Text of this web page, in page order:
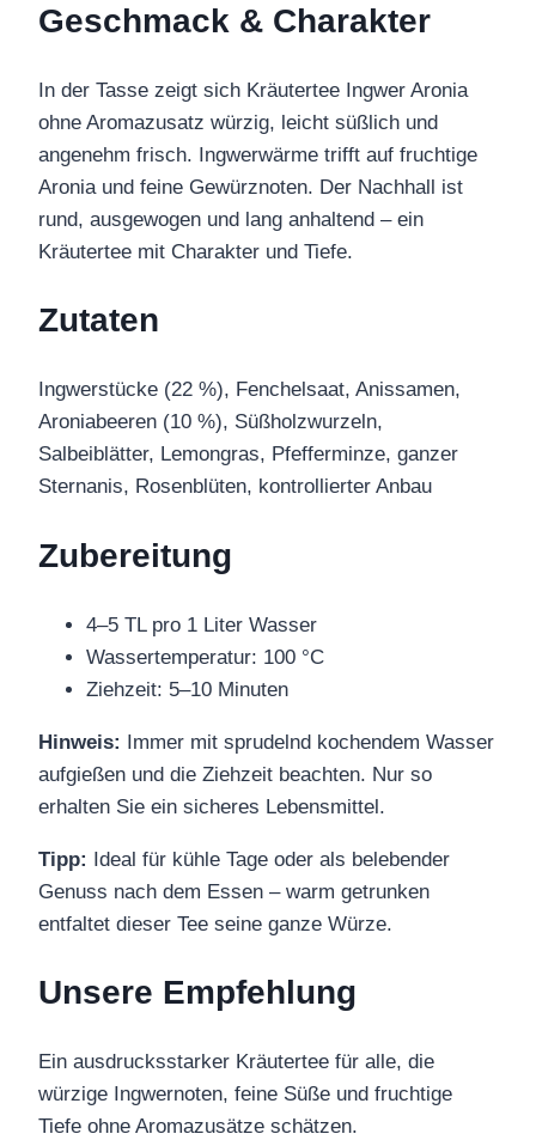
Geschmack & Charakter
In der Tasse zeigt sich Kräutertee Ingwer Aronia
ohne Aromazusatz würzig, leicht süßlich und
angenehm frisch. Ingwerwärme trifft auf fruchtige
Aronia und feine Gewürznoten. Der Nachhall ist
rund, ausgewogen und lang anhaltend – ein
Kräutertee mit Charakter und Tiefe.
Zutaten
Ingwerstücke (22 %), Fenchelsaat, Anissamen,
Aroniabeeren (10 %), Süßholzwurzeln,
Salbeiblätter, Lemongras, Pfefferminze, ganzer
Sternanis, Rosenblüten, kontrollierter Anbau
Zubereitung
4–5 TL pro 1 Liter Wasser
Wassertemperatur: 100 °C
Ziehzeit: 5–10 Minuten
Hinweis: Immer mit sprudelnd kochendem Wasser
aufgießen und die Ziehzeit beachten. Nur so
erhalten Sie ein sicheres Lebensmittel.
Tipp: Ideal für kühle Tage oder als belebender
Genuss nach dem Essen – warm getrunken
entfaltet dieser Tee seine ganze Würze.
Unsere Empfehlung
Ein ausdrucksstarker Kräutertee für alle, die
würzige Ingwernoten, feine Süße und fruchtige
Tiefe ohne Aromazusätze schätzen.